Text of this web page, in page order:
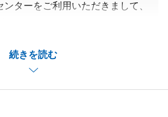
続きを読む
ターをご利用いただきまして、
たお役にたてたこと大変光栄でご
いましたら、お気軽にご連絡いた